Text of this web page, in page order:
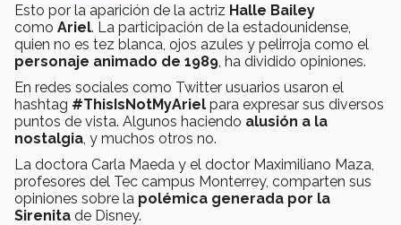
Esto por la aparición de la actriz Halle Bailey
como Ariel. La participación de la estadounidense,
quien no es tez blanca, ojos azules y pelirroja como el
personaje animado de 1989 , ha dividido opiniones.
En redes sociales como Twitter usuarios usaron el
hashtag #ThisIsNotMyAriel para expresar sus diversos
puntos de vista. Algunos haciendo alusión a la
nostalgia , y muchos otros no.
La doctora Carla Maeda y el doctor Maximiliano Maza,
profesores del Tec campus Monterrey, comparten sus
opiniones sobre la polémica generada por la
Sirenita de Disney.